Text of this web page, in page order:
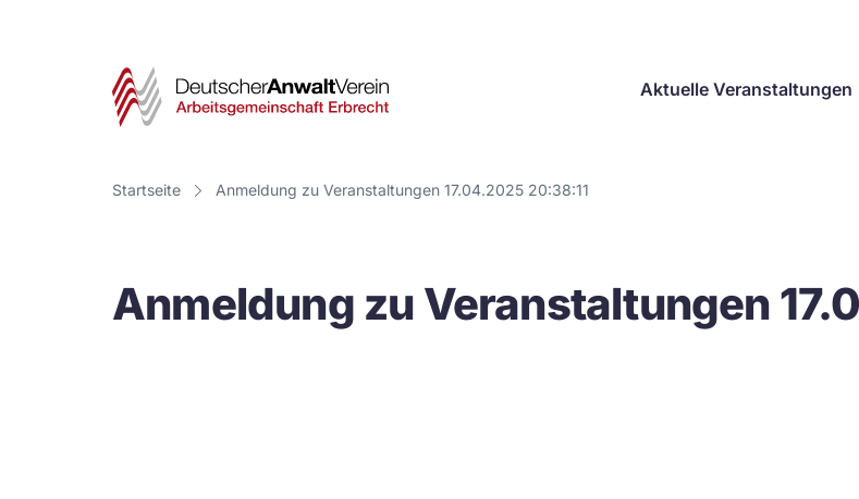
Deutscher
Verein
Arbeitsgemeinschaft
Aktuelle Veranstaltungen
Startseite Anmeldung zu Veranstaltungen 17.04.2025 20:38:11
Anmeldung zu Veranstaltungen